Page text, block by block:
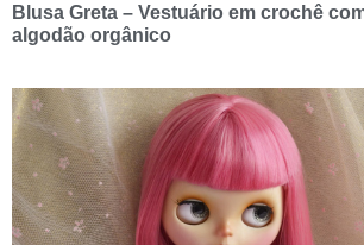
Blusa Greta – Vestuário em crochê
algodão orgânico